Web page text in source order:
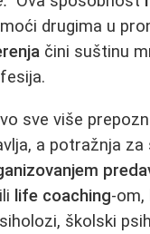
drugima u
čini suštinu
sve više
a potražnja
life coaching-om,
školski